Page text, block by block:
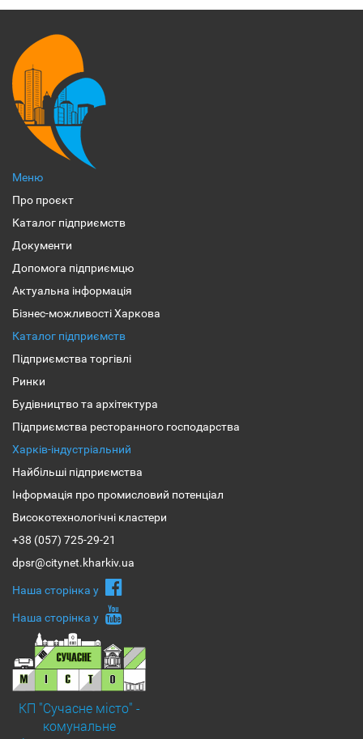
Меню
Про проєкт
Каталог підприємств
Документи
Допомога підприємцю
Актуальна інформація
Бізнес-можливості Харкова
Каталог підприємств
Підприємства торгівлі
Ринки
Будівництво та архітектура
Підприємства ресторанного господарства
Харків-індустріальний
Найбільші підприємства
Інформація про промисловий потенціал
Високотехнологічні кластери
+38 (057) 725-29-21
dpsr@citynet.kharkiv.ua
Наша сторiнка у
Наша сторiнка у
КП "Сучасне місто" -
комунальне